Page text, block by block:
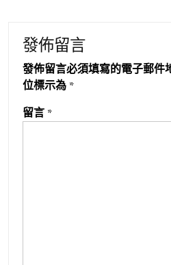
發佈留言
發佈留言必須填寫的電子郵件
位標示為 *
留言 *